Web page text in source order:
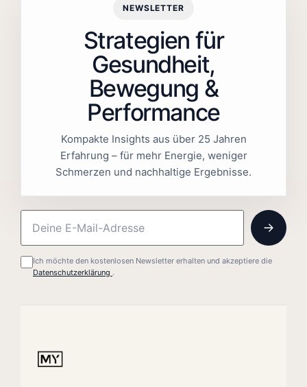
NEWSLETTER
Strategien für
Gesundheit,
Bewegung &
Performance
Kompakte Insights aus über 25 Jahren
Erfahrung – für mehr Energie, weniger
Schmerzen und nachhaltige Ergebnisse.
Ich möchte den kostenlosen Newsletter erhalten und akzeptiere die
Datenschutzerklärung .